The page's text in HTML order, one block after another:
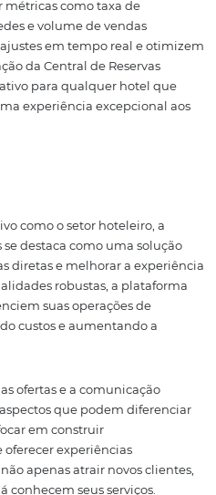
a
planejada e estratégica.
o perfil dos hóspedes
a personalizar a
todas as funcionalidades
está configurada, é
de forma eficaz. O
técnica da plataforma,
experiência do hóspede e
para melhorá-la.